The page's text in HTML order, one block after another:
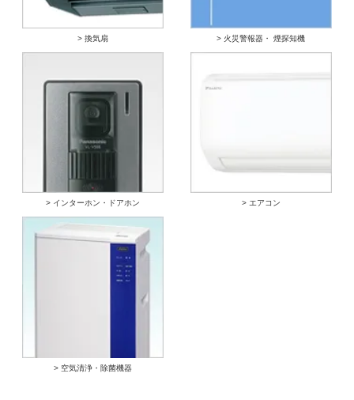
> 換気扇 > 火災警報器・ 煙探知機
> インターホン・ドアホン > エアコン
> 空気清浄・除菌機器